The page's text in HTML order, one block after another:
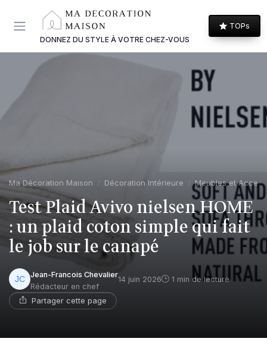
DONNEZ DU STYLE À VOTRE CHEZ-VOUS
TOPs
Ma Décoration Maison Décoration Intérieure Meubles et
Test Plaid Avivo nielsen HOME
: un plaid coton simple qui fait
le job sur le canapé
Jean-Francois Chevalier
Rédacteur en chef
14 juin 2026 1 min de lecture
Partager cette page
Panneau de gestion des cookies